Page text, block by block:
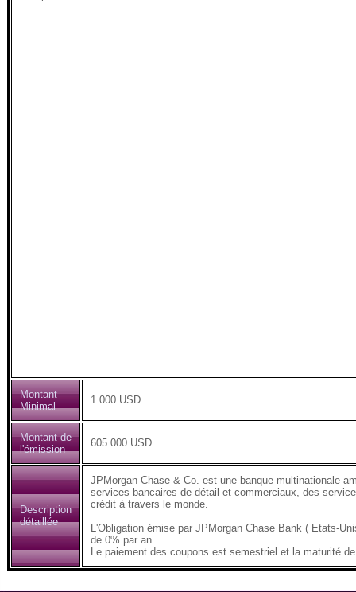
Montant
Minimal
1 000 USD
Montant de
l'émission
605 000 USD
Description
détaillée
JPMorgan Chase & Co. est une banque multinationale
services bancaires de détail et commerciaux, des
crédit à travers le monde.
L'Obligation émise par JPMorgan Chase Bank ( Etats-
de 0% par an.
Le paiement des coupons est semestriel et la maturité